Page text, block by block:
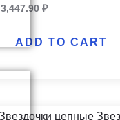
Rated
0
out
3,447.90₽
ADD TO CART